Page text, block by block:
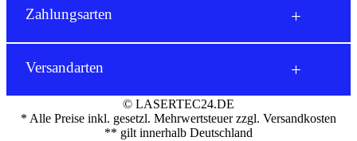
§ Social Media Impressum
Tel.:034976/264366
Mo-Fr 09:00-15:00
Zahlungsarten
Versandarten
© LASERTEC24.DE
* Alle Preise inkl. gesetzl. Mehrwertsteuer zzgl. Versandkosten
** gilt innerhalb Deutschland